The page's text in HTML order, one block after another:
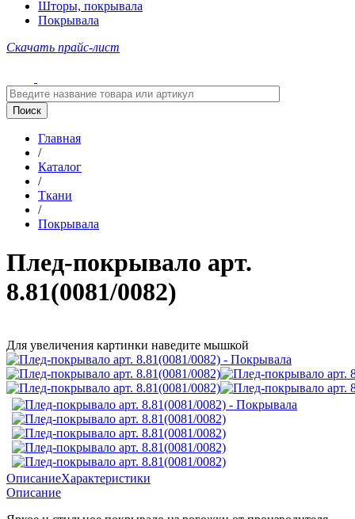
Шторы, покрывала
Покрывала
Скачать прайс-лист
Главная
/
Каталог
/
Ткани
/
Покрывала
Плед-покрывало арт.
8.81(0081/0082)
Для увеличения картинки наведите мышкой
ОписаниеХарактеристики
Описание